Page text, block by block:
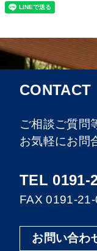
CONTACT
ご相談ご質問
お気軽にお問
TEL 0191-
FAX 0191-
お問い合わ